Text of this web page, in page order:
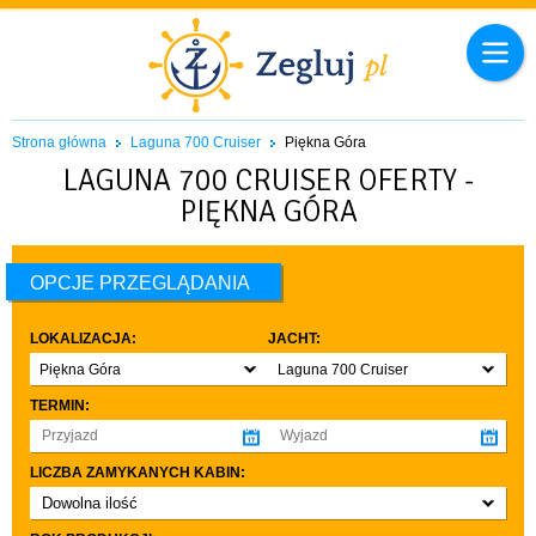
Strona główna Laguna 700 Cruiser Piękna Góra
LAGUNA 700 CRUISER OFERTY -
PIĘKNA GÓRA
OPCJE PRZEGLĄDANIA
LOKALIZACJA:
Piękna Góra
JACHT:
Laguna 700 Cruiser
TERMIN:
LICZBA ZAMYKANYCH KABIN:
Dowolna ilość